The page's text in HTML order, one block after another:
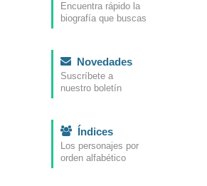
Encuentra rápido la
biografía que buscas
Novedades
Suscríbete a
nuestro boletín
Índices
Los personajes por
orden alfabético